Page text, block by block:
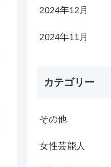
2024年12月
2024年11月
カテゴリー
その他
女性芸能人